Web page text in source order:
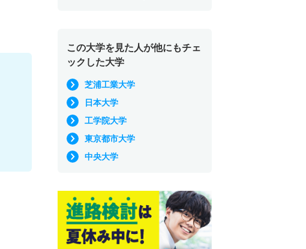
この大学を見た人が他にもチェ
ックした大学
芝浦工業大学
日本大学
工学院大学
東京都市大学
中央大学